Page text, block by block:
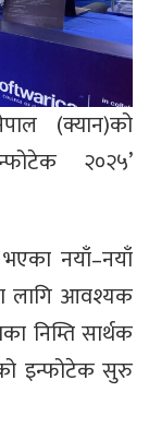
(क्यान)को
२०२५’
भएका नयाँ–नयाँ
लागि आवश्यक
निम्ति सार्थक
इन्फोटेक सुरु